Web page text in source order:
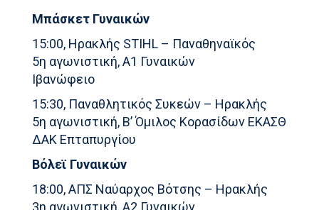
Μπάσκετ Γυναικών
15:00, Ηρακλής STIHL – Παναθηναϊκός
5η αγωνιστική, Α1 Γυναικών
Ιβανώφειο
15:30, Παναθλητικός Συκεών – Ηρακλής
5η αγωνιστική, Β’ Όμιλος Κορασίδων ΕΚΑΣΘ
ΔΑΚ Επταπυργίου
Βόλεϊ Γυναικών
18:00, ΑΠΣ Ναύαρχος Βότσης – Ηρακλής
3η αγωνιστική, Α2 Γυναικών